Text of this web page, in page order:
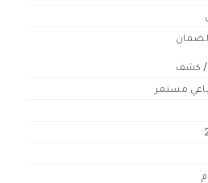
/ كشف
مستمر